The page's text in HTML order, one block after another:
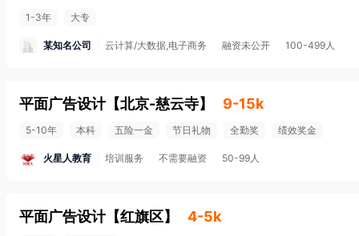
1-3年 大专
某知名公司 云计算/大数据,电子商务 融资未公开 100-499人
平面广告设计 【北京-慈云寺】 9-15k
5-10年 本科 五险一金 节日礼物 全勤奖 绩效奖金
火星人教育 培训服务 不需要融资 50-99人
平面广告设计 【红旗区】 4-5k